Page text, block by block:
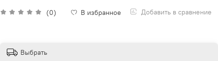
(0) В избранное Добавить в сравнение
Выбрать